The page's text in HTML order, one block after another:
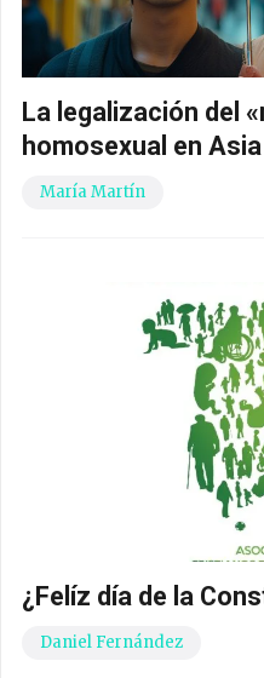
La legalización del
homosexual en Asia
María Martín
¿Felíz día de la
Daniel Fernández